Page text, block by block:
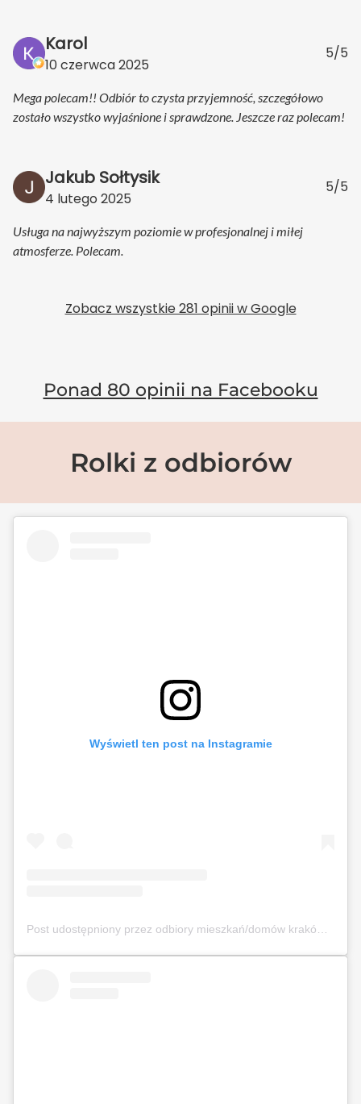
Karol
10 czerwca 2025
5/5
Mega polecam!! Odbiór to czysta przyjemność, szczegółowo
zostało wszystko wyjaśnione i sprawdzone. Jeszcze raz polecam!
Jakub Sołtysik
4 lutego 2025
5/5
Usługa na najwyższym poziomie w profesjonalnej i miłej
atmosferze. Polecam.
Zobacz wszystkie 281 opinii w Google
Ponad 80 opinii na Facebooku
Rolki z odbiorów
Wyświetl ten post na Instagramie